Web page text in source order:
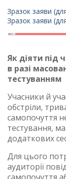
Зразок заяви
Зразок заяви
Як діяти під
в разі
тестуванням
Учасники й
обстріли,
самопочуття
тестування,
додаткових
Для цього
аудиторії